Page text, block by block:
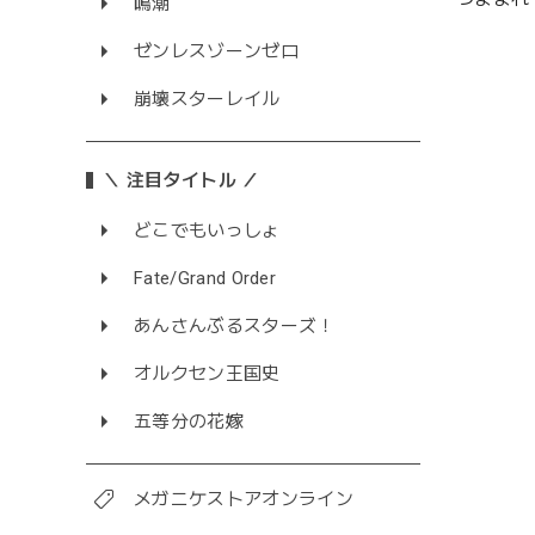
ゼンレスゾーンゼロ
崩壊スターレイル
＼ 注目タイトル ／
どこでもいっしょ
Fate/Grand Order
あんさんぶるスターズ！
オルクセン王国史
五等分の花嫁
メガニケストアオンライン